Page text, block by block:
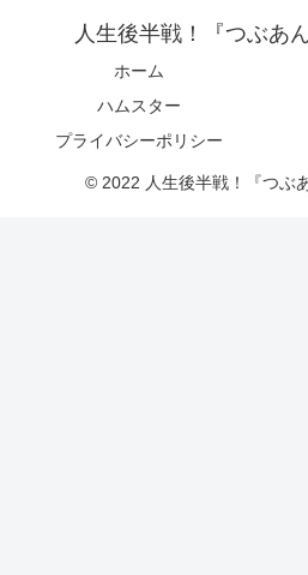
人生後半戦！『つぶあ
ホーム
ハムスター
プライバシーポリシー
© 2022 人生後半戦！『つぶ